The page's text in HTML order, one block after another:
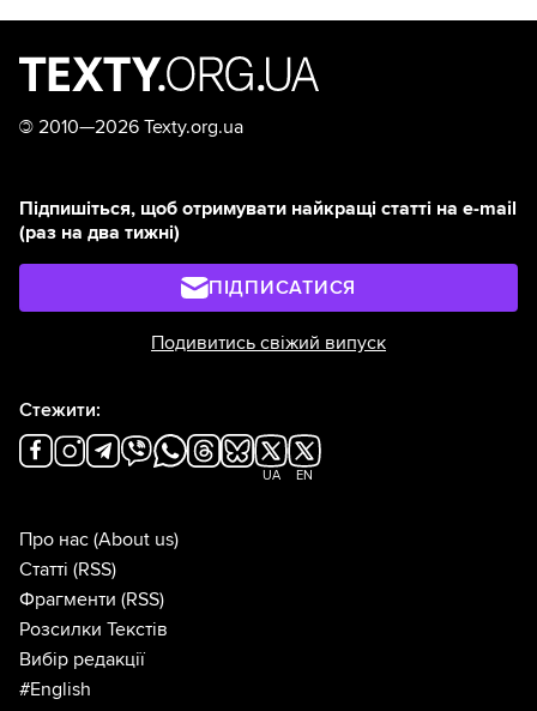
© 2010—2026 Texty.org.ua
Підпишіться, щоб отримувати найкращі статті на e-mail
(раз на два тижні)
ПІДПИСАТИСЯ
Подивитись свіжий випуск
Стежити:
UA EN
Про нас (About us)
Статті (RSS)
Фрагменти (RSS)
Розсилки Текстів
Вибір редакції
#English